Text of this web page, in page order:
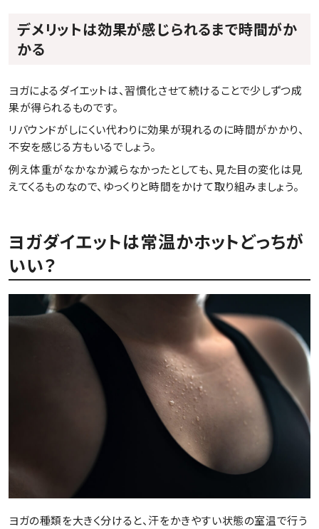
デメリットは効果が感じられるまで時間がか
かる
ヨガによるダイエットは、習慣化させて続けることで少しずつ成
果が得られるものです。
リバウンドがしにくい代わりに効果が現れるのに時間がかかり、
不安を感じる方もいるでしょう。
例え体重がなかなか減らなかったとしても、見た目の変化は見
えてくるものなので、ゆっくりと時間をかけて取り組みましょう。
ヨガダイエットは常温かホットどっちが
いい？
ヨガの種類を大きく分けると、汗をかきやすい状態の室温で行う